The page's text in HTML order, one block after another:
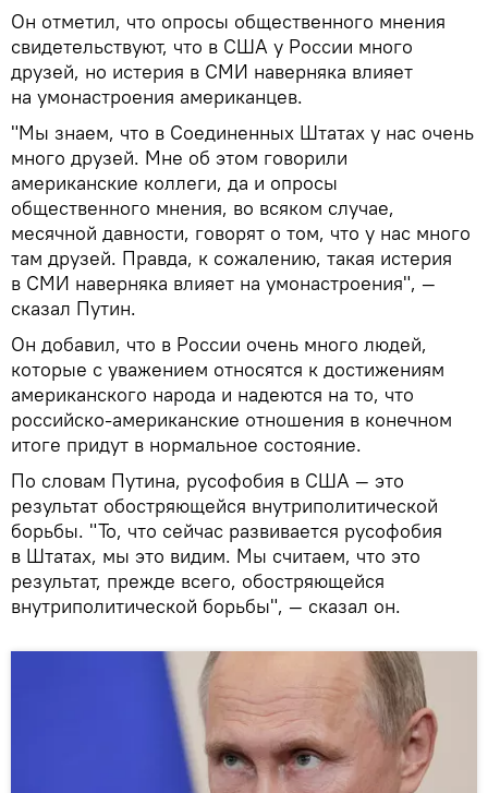
Он отметил, что опросы общественного мнения
свидетельствуют, что в США у России много
друзей, но истерия в СМИ наверняка влияет
на умонастроения американцев.
"Мы знаем, что в Соединенных Штатах у нас очень
много друзей. Мне об этом говорили
американские коллеги, да и опросы
общественного мнения, во всяком случае,
месячной давности, говорят о том, что у нас много
там друзей. Правда, к сожалению, такая истерия
в СМИ наверняка влияет на умонастроения", —
сказал Путин.
Он добавил, что в России очень много людей,
которые с уважением относятся к достижениям
американского народа и надеются на то, что
российско-американские отношения в конечном
итоге придут в нормальное состояние.
По словам Путина, русофобия в США — это
результат обостряющейся внутриполитической
борьбы. "То, что сейчас развивается русофобия
в Штатах, мы это видим. Мы считаем, что это
результат, прежде всего, обостряющейся
внутриполитической борьбы", — сказал он.